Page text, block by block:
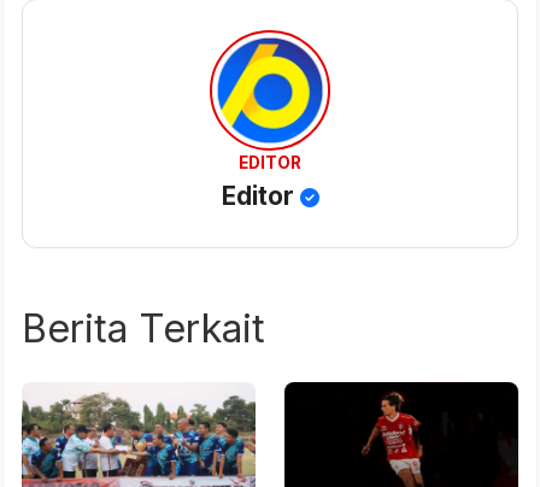
EDITOR
Editor
Berita Terkait